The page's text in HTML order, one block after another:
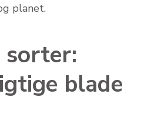
planet.
sorter:
blade